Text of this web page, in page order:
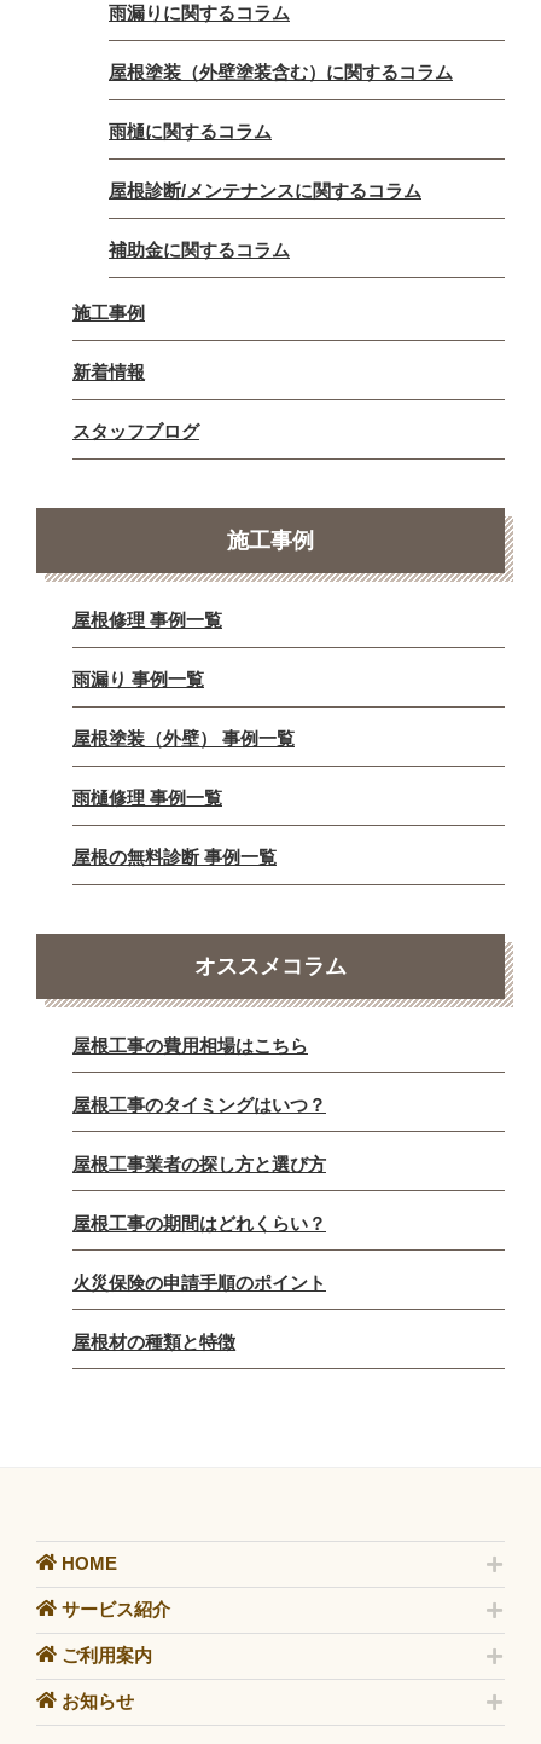
雨漏りに関するコラム
屋根塗装（外壁塗装含む）に関するコラム
雨樋に関するコラム
屋根診断/メンテナンスに関するコラム
補助金に関するコラム
施工事例
新着情報
スタッフブログ
施工事例
屋根修理 事例一覧
雨漏り 事例一覧
屋根塗装（外壁） 事例一覧
雨樋修理 事例一覧
屋根の無料診断 事例一覧
オススメコラム
屋根工事の費用相場はこちら
屋根工事のタイミングはいつ？
屋根工事業者の探し方と選び方
屋根工事の期間はどれくらい？
火災保険の申請手順のポイント
屋根材の種類と特徴
HOME
サービス紹介
ご利用案内
お知らせ